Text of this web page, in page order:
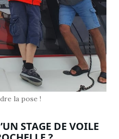
la pose !
STAGE DE VOILE